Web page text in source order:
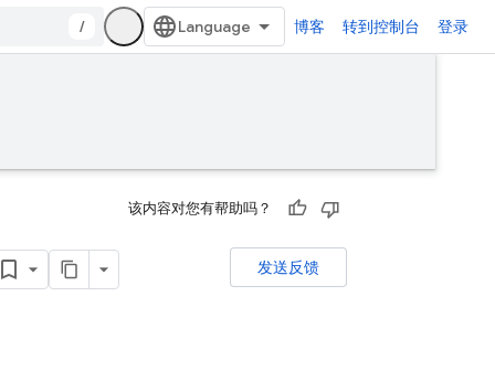
/ 博客 转到控制台 登录
该内容对您有帮助吗？
发送反馈